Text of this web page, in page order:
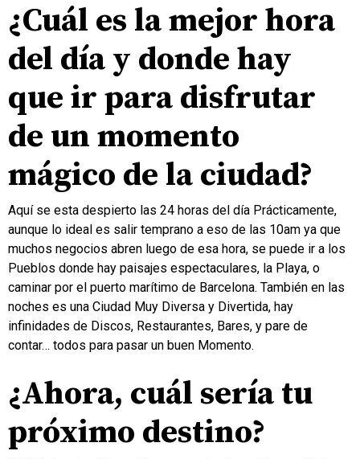
¿Cuál es la mejor hora
del día y donde hay
que ir para disfrutar
de un momento
mágico de la ciudad?
Aquí se esta despierto las 24 horas del día Prácticamente,
aunque lo ideal es salir temprano a eso de las 10am ya que
muchos negocios abren luego de esa hora, se puede ir a los
Pueblos donde hay paisajes espectaculares, la Playa, o
caminar por el puerto marítimo de Barcelona. También en las
noches es una Ciudad Muy Diversa y Divertida, hay
infinidades de Discos, Restaurantes, Bares, y pare de
contar… todos para pasar un buen Momento.
¿Ahora, cuál sería tu
próximo destino?